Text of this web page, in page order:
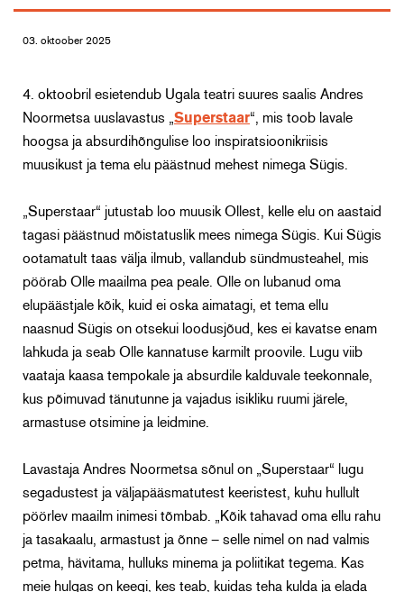
03. oktoober 2025
4. oktoobril esietendub Ugala teatri suures saalis Andres
Noormetsa uuslavastus „ Superstaar“, mis toob lavale
hoogsa ja absurdihõngulise loo inspiratsioonikriisis
muusikust ja tema elu päästnud mehest nimega Sügis.
„Superstaar“ jutustab loo muusik Ollest, kelle elu on aastaid
tagasi päästnud mõistatuslik mees nimega Sügis. Kui Sügis
ootamatult taas välja ilmub, vallandub sündmusteahel, mis
pöörab Olle maailma pea peale. Olle on lubanud oma
elupäästjale kõik, kuid ei oska aimatagi, et tema ellu
naasnud Sügis on otsekui loodusjõud, kes ei kavatse enam
lahkuda ja seab Olle kannatuse karmilt proovile. Lugu viib
vaataja kaasa tempokale ja absurdile kalduvale teekonnale,
kus põimuvad tänutunne ja vajadus isikliku ruumi järele,
armastuse otsimine ja leidmine.
Lavastaja Andres Noormetsa sõnul on „Superstaar“ lugu
segadustest ja väljapääsmatutest keeristest, kuhu hullult
pöörlev maailm inimesi tõmbab. „Kõik tahavad oma ellu rahu
ja tasakaalu, armastust ja õnne – selle nimel on nad valmis
petma, hävitama, hulluks minema ja poliitikat tegema. Kas
meie hulgas on keegi, kes teab, kuidas teha kulda ja elada